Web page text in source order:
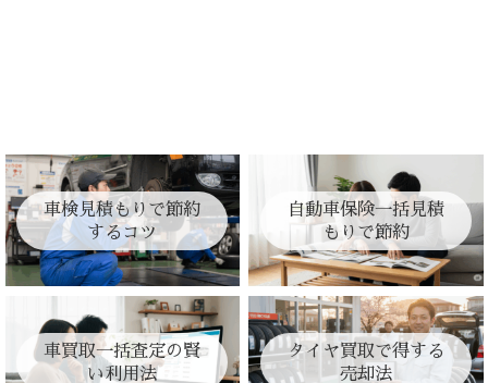
車検見積もりで節約
するコツ
自動車保険一括見積
もりで節約
車買取一括査定の賢
い利用法
タイヤ買取で得する
売却法